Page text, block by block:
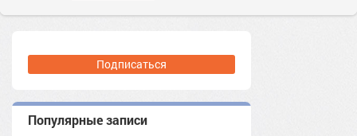
Подписаться
Популярные записи